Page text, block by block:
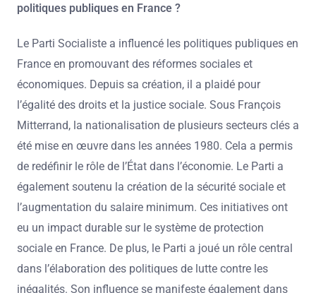
politiques publiques en France ?
Le Parti Socialiste a influencé les politiques publiques en
France en promouvant des réformes sociales et
économiques. Depuis sa création, il a plaidé pour
l’égalité des droits et la justice sociale. Sous François
Mitterrand, la nationalisation de plusieurs secteurs clés a
été mise en œuvre dans les années 1980. Cela a permis
de redéfinir le rôle de l’État dans l’économie. Le Parti a
également soutenu la création de la sécurité sociale et
l’augmentation du salaire minimum. Ces initiatives ont
eu un impact durable sur le système de protection
sociale en France. De plus, le Parti a joué un rôle central
dans l’élaboration des politiques de lutte contre les
inégalités. Son influence se manifeste également dans